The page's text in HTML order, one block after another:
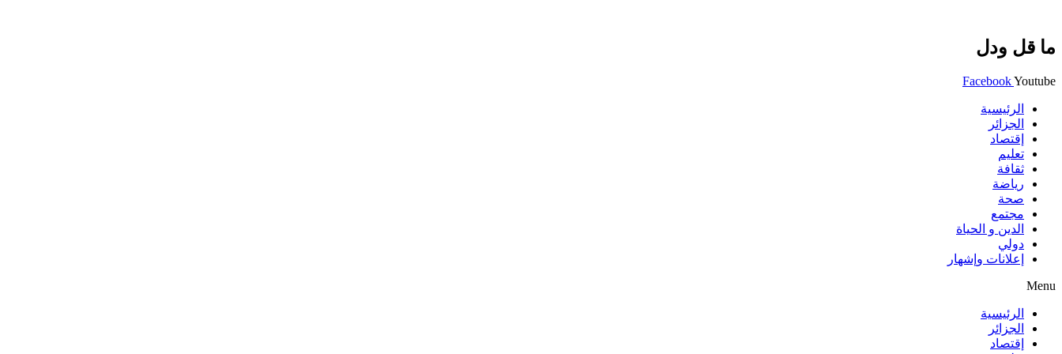
ما قل ودل
FacebookYoutube
الرئيسية
الجزائر
إقتصاد
تعليم
ثقافة
رياضة
صحة
مجتمع
الدين و الحياة
دولي
إعلانات وإشهار
Menu
الرئيسية
الجزائر
إقتصاد